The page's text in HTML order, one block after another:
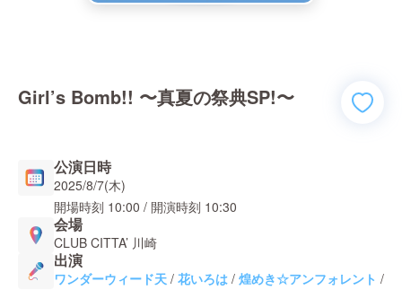
Girl’s Bomb!! 〜真夏の祭典SP!〜
公演日時
2025/8/7(木)
開場時刻 10:00 / 開演時刻 10:30
会場
CLUB CITTA’ 川崎
出演
ワンダーウィード天 / 花いろは / 煌めき☆アンフォレント /